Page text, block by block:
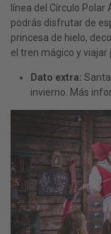
línea del Círculo
podrás disfrutar de
princesa de hielo,
el tren mágico y viajar
Dato extra:
invierno. Más